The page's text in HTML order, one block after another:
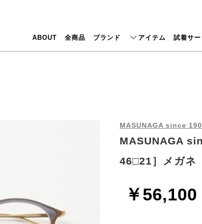
ABOUT 全商品 ブランド アイテム 試着サ
MASUNAGA since
MASUNAGA
46□21］メガネ
￥56,100